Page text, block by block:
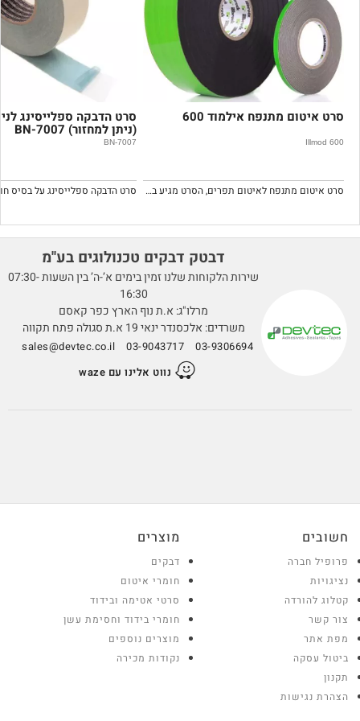
סרט איטום מתנפח אילמוד 600
Illmod 600
סרט איטום מתנפח לאיטום תפרים, הסרט מגיע במצב מכווץ. יש להניח את הסרט במרווח המיועד לאיטום ולהמתין לתפיחת הסרט.
סרט הדבקה ספלייסינג
(ניתן למחזור) BN-7007
BN-7007
סרט הדבקה ספלייסינג על בסיס
דבטק דבקים טכנולוגים בע''מ
שירות הלקוחות שלנו זמין בימים א’-ה’ בין השעות 07:30-
16:30
מרלו"ג: א.ת נוף הארץ כפר קאסם
משרדים: אלכסנדר ינאי 19 א.ת סגולה פתח תקווה
03-9306694
03-9043717
sales@devtec.co.il
נווט אלינו עם waze
חשובים
פרופיל חברה
נציגויות
קטלוג להורדה
צור קשר
מפת אתר
ביטול עסקה
תקנון
הצהרת נגישות
מוצרים
דבקים
חומרי איטום
סרטי אטימה ובידוד
חומרי בידוד וחסימת עשן
מוצרים נוספים
נקודות מכירה